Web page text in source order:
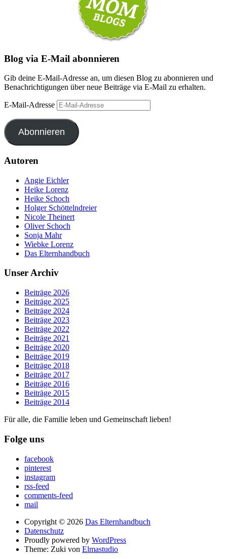
Blog via E-Mail abonnieren
Gib deine E-Mail-Adresse an, um diesen Blog zu abonnieren und
Benachrichtigungen über neue Beiträge via E-Mail zu erhalten.
E-Mail-Adresse
Abonnieren
Autoren
Angie Eichler
Heike Lorenz
Heike Schoch
Holger Schöttelndreier
Nicole Theinert
Oliver Schoch
Sonja Mahr
Wiebke Lorenz
Das Elternhandbuch
Unser Archiv
Beiträge 2026
Beiträge 2025
Beiträge 2024
Beiträge 2023
Beiträge 2022
Beiträge 2021
Beiträge 2020
Beiträge 2019
Beiträge 2018
Beiträge 2017
Beiträge 2016
Beiträge 2015
Beiträge 2014
Für alle, die Familie leben und Gemeinschaft lieben!
Folge uns
facebook
pinterest
instagram
rss-feed
comments-feed
mail
Copyright © 2026 Das Elternhandbuch
Datenschutz
Proudly powered by WordPress
Theme: Zuki von Elmastudio